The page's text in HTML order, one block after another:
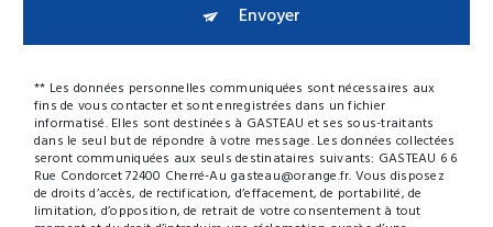
Envoyer
** Les données personnelles communiquées sont nécessaires aux
fins de vous contacter et sont enregistrées dans un fichier
informatisé. Elles sont destinées à GASTEAU et ses sous-traitants
dans le seul but de répondre à votre message. Les données collectées
seront communiquées aux seuls destinataires suivants: GASTEAU 6 6
Rue Condorcet 72400 Cherré-Au gasteau@orange.fr. Vous disposez
de droits d’accès, de rectification, d’effacement, de portabilité, de
limitation, d’opposition, de retrait de votre consentement à tout